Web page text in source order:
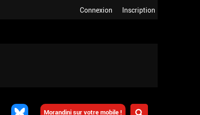
Inscription
Connexion
Morandini sur votre mobile !